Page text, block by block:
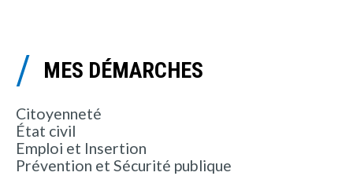
MES DÉMARCHES
Citoyenneté
État civil
Emploi et Insertion
Prévention et Sécurité publique